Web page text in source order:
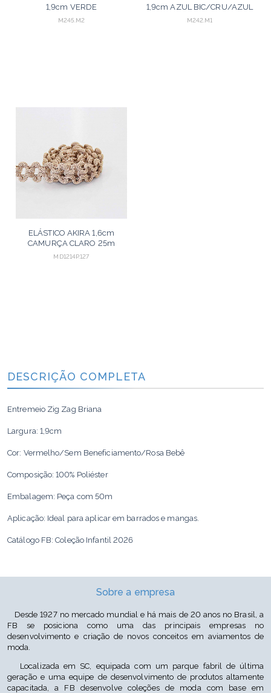
1,9cm VERDE
PASTEL/CRU/VERDE 25m
M245.M2
1,9cm AZUL BIC/CRU/AZUL
VANILLA 30m
M242.M1
ELÁSTICO AKIRA 1,6cm
CAMURÇA CLARO 25m
MD1214P.127
DESCRIÇÃO COMPLETA
Entremeio Zig Zag Briana
Largura: 1,9cm
Cor: Vermelho/Sem Beneficiamento/Rosa Bebê
Composição: 100% Poliéster
Embalagem: Peça com 50m
Aplicação: Ideal para aplicar em barrados e mangas.
Catálogo FB: Coleção Infantil 2026
Sobre a empresa
Desde 1927 no mercado mundial e há mais de 20 anos no Brasil, a
FB se posiciona como uma das principais empresas no
desenvolvimento e criação de novos conceitos em aviamentos de
moda.
Localizada em SC, equipada com um parque fabril de última
geração e uma equipe de desenvolvimento de produtos altamente
capacitada, a FB desenvolve coleções de moda com base em